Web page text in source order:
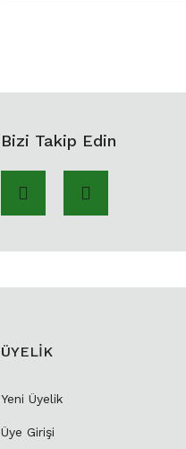
Bizi Takip Edin
ÜYELİK
Yeni Üyelik
Üye Girişi